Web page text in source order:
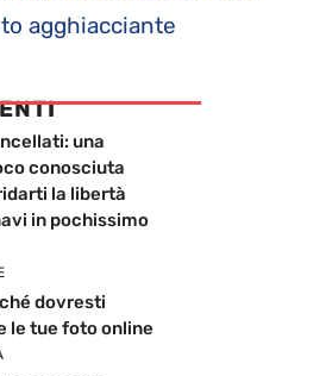
agghiacciante
una
conosciuta
la libertà
in pochissimo
dovresti
le tue foto online